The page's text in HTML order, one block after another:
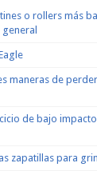
o rollers más
maneras de
de bajo
zapatillas para